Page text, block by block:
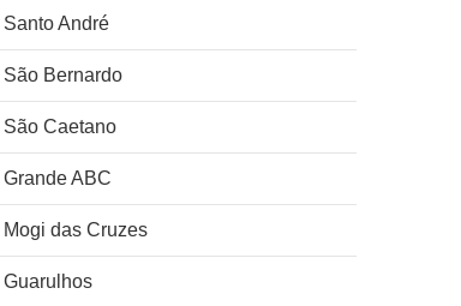
Santo André
São Bernardo
São Caetano
Grande ABC
Mogi das Cruzes
Guarulhos